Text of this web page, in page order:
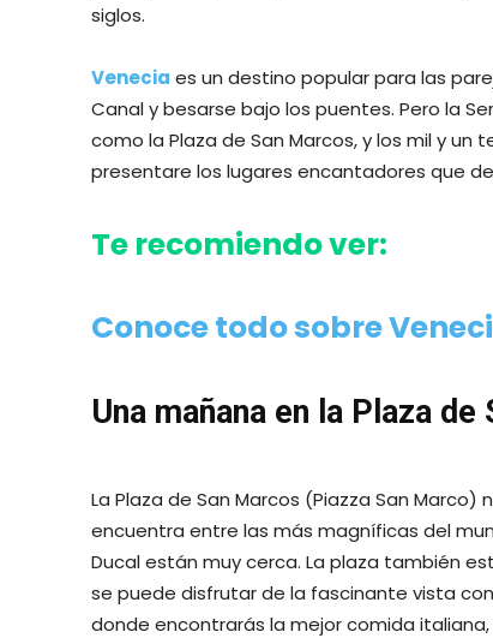
siglos.
Venecia es un destino popular para las
Canal y besarse bajo los puentes. Pero la
como la Plaza de San Marcos, y los mil y
presentare los lugares encantadores que
Te recomiendo ver:
Conoce todo sobre
Una mañana en la Plaza de
La Plaza de San Marcos (Piazza San
encuentra entre las más magníficas del
Ducal están muy cerca. La plaza también
se puede disfrutar de la fascinante vista
donde encontrarás la mejor comida